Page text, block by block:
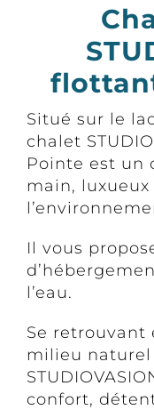
Situé sur le
chalet
Pointe est un
main,
Il vous
l’eau.
Se retrouvant
milieu
confort,